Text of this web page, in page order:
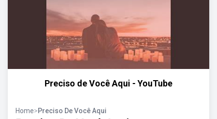
Preciso de Você Aqui - YouTube
Home>Preciso De Você Aqui